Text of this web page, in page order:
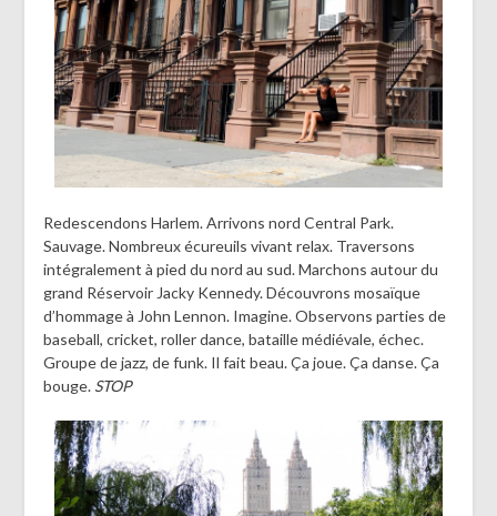
Redescendons Harlem. Arrivons nord Central Park.
Sauvage. Nombreux écureuils vivant relax. Traversons
intégralement à pied du nord au sud. Marchons autour du
grand Réservoir Jacky Kennedy. Découvrons mosaïque
d’hommage à John Lennon. Imagine. Observons parties de
baseball, cricket, roller dance, bataille médiévale, échec.
Groupe de jazz, de funk. Il fait beau. Ça joue. Ça danse. Ça
bouge. STOP